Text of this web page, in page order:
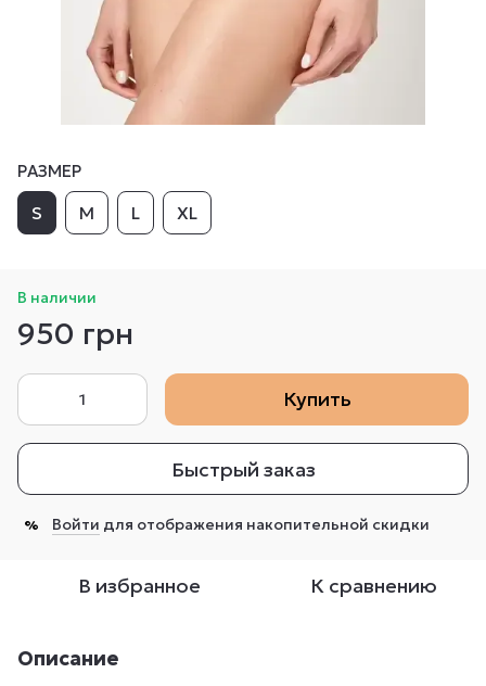
РАЗМЕР
S M L XL
В наличии
950 грн
Купить
Быстрый заказ
% Войти для отображения накопительной скидки
В избранное К сравнению
Описание